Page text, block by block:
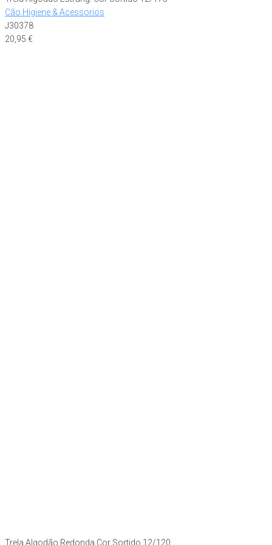
Cão Higiene & Acessorios
J30378
20,95 €
Trela Algodão Redonda Cor Sortido 12/120